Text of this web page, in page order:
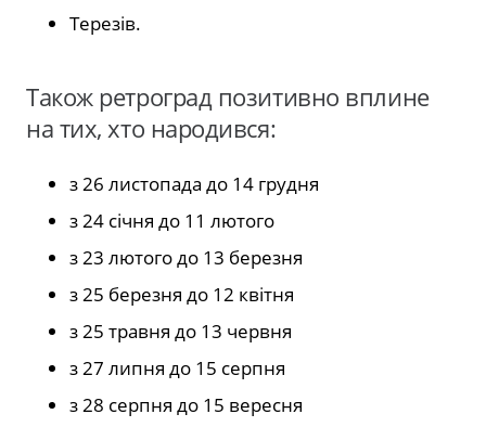
Терезів.
Також ретроград позитивно вплине
на тих, хто народився:
з 26 листопада до 14 грудня
з 24 січня до 11 лютого
з 23 лютого до 13 березня
з 25 березня до 12 квітня
з 25 травня до 13 червня
з 27 липня до 15 серпня
з 28 серпня до 15 вересня